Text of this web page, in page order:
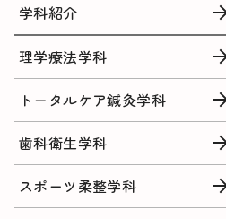
学科紹介
理学療法学科
トータルケア鍼灸学科
歯科衛生学科
スポーツ柔整学科